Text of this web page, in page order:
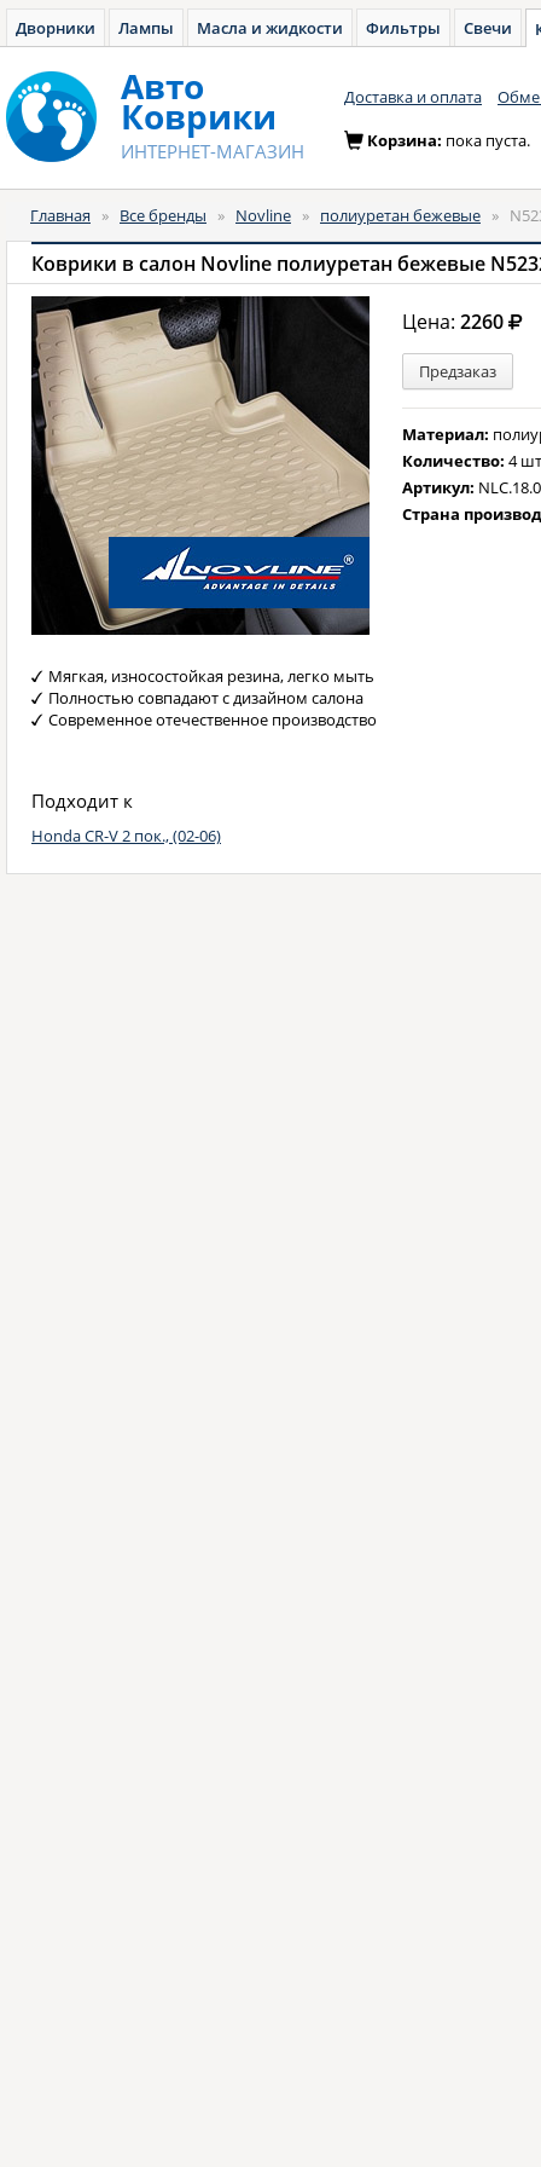
Дворники Лампы Масла и жидкости Фильтры Свечи
Авто
Коврики
ИНТЕРНЕТ-МАГАЗИН
Доставка и оплата
Корзина: пока пуста.
Главная » Все бренды » Novline » полиуретан бежевые »
Коврики в салон Novline полиуретан бежевые
Цена:2260
Предзаказ
Материал:
Количество:4
Артикул:
Страна
Мягкая, износостойкая резина, легко мыть
Полностью совпадают с дизайном салона
Современное отечественное производство
Подходит к
Honda CR-V 2 пок., (02-06)